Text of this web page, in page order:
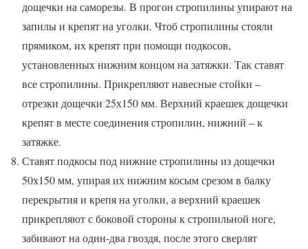
дощечки на саморезы. В прогон стропилины упирают на
запилы и крепят на уголки. Чтоб стропилины стояли
прямиком, их крепят при помощи подкосов,
установленных нижним концом на затяжки. Так ставят
все стропилины. Прикрепляют навесные стойки –
отрезки дощечки 25х150 мм. Верхний краешек дощечки
крепят в месте соединения стропилин, нижний – к
затяжке.
Ставят подкосы под нижние стропилины из дощечки
50х150 мм, упирая их нижним косым срезом в балку
перекрытия и крепя на уголки, а верхний краешек
прикрепляют с боковой стороны к стропильной ноге,
забивают на один-два гвоздя, после этого сверлят